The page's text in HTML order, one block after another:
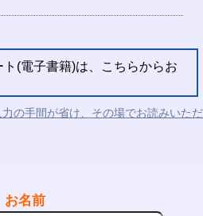
(電子書籍)は、こちらからお
の手間が省け、その場でお読みいただ
お名前